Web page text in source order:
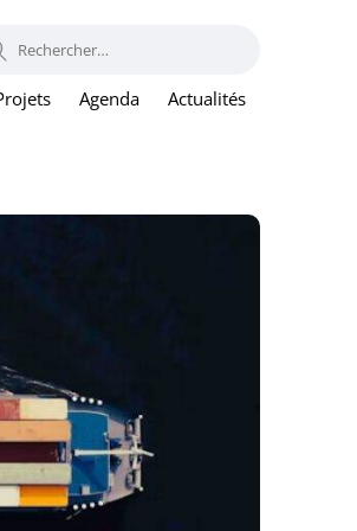
Agenda Actualités
RECHERCHER :